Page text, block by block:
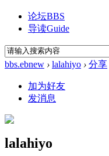
论坛BBS
导读Guide
bbs.ebnew › lalahiyo › 分享
加为好友
发消息
lalahiyo